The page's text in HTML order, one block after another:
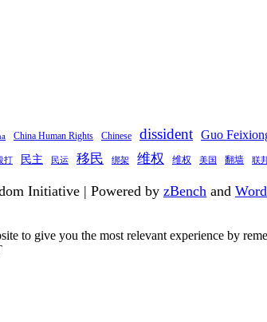
China Human Rights Chinese dissident Guo
打 民主 民运 移民 绑架 维权 维权 美国 翻墙 联
Initiative | Powered by zBench and
to give you the most relevant experience by